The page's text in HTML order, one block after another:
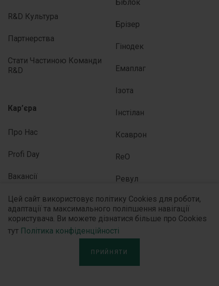
Цей сайт використовує політику Cookies для роботи,
адаптації та максимального поліпшення навігації
користувача. Ви можете дізнатися більше про Cookies
тут Політика конфіденційності
ПРИЙНЯТИ
R&D Культура
Партнерства
Стати Частиною Команди
R&D
Кар’єра
Про Нас
Profi Day
Вакансії
Covid-19
Біблок
Брізер
Гінодек
Емаплаг
Ізота
Інстілан
Ксаврон
ReO
Ревул
Тівортін
Юлайзер